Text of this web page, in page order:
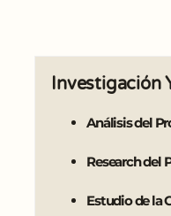
Investigación
Análisis del
Research del
Estudio de la